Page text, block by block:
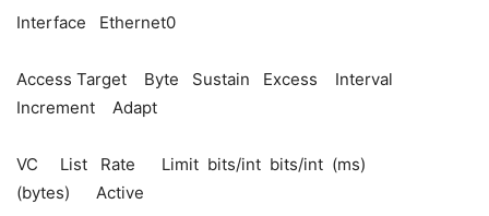
Interface Ethernet0
Access Target Byte Sustain Excess Interval
Increment Adapt
VC List Rate Limit bits/int bits/int (ms)
(bytes) Active